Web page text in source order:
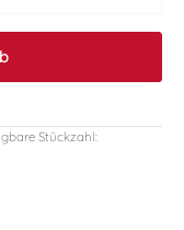
Stückzahl: